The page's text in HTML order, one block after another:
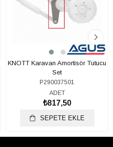
KNOTT Karavan Amortisör Tutucu
Set
P290037501
ADET
₺817,50
SEPETE EKLE